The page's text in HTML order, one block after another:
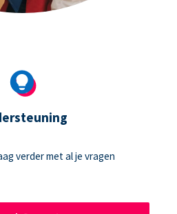
verder met al je vragen